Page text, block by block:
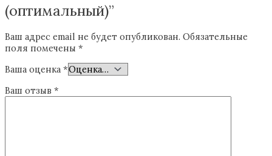
(оптимальный)”
Ваш адрес email не будет опубликован. Обязательные
поля помечены *
Ваша оценка *
Ваш отзыв *